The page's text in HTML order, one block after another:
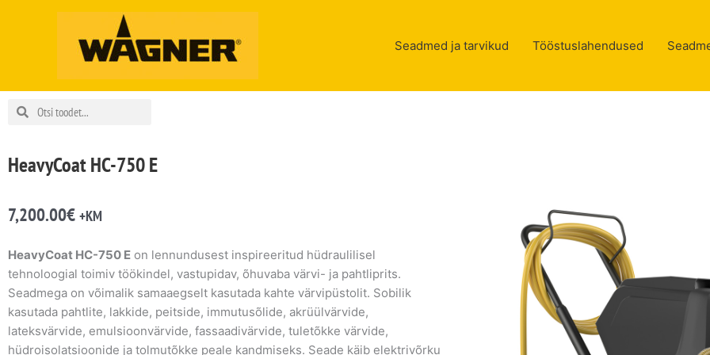
Seadmed ja tarvikud Tööstuslahendused
SearchSearch
HeavyCoat HC-750 E
7,200.00€ +KM
HeavyCoat HC-750 E on lennundusest inspireeritud hüdraulilisel
tehnoloogial toimiv töökindel, vastupidav, õhuvaba värvi- ja pahtliprits.
Seadmega on võimalik samaaegselt kasutada kahte värvipüstolit. Sobilik
kasutada pahtlite, lakkide, peitside, immutusõlide, akrüülvärvide,
lateksvärvide, emulsioonvärvide, fassaadivärvide, tuletõkke värvide,
hüdroisolatsioonide ja tolmutõkke peale kandmiseks. Seade käib elektrivõrku